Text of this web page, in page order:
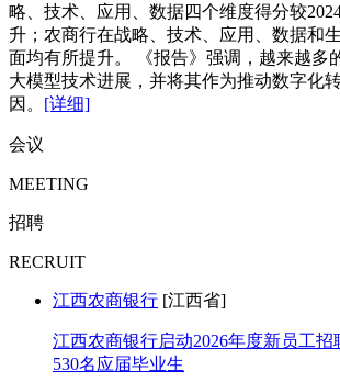
略、技术、应用、数据四个维度得分较
升；农商行在战略、技术、应用、数据和
面均有所提升。 《报告》强调，越来越多
大模型技术进展，并将其作为推动数字化
因。 [详细]
会议
MEETING
招聘
RECRUIT
江西农商银行 [江西省]
江西农商银行启动2026年度新员工招
530名应届毕业生